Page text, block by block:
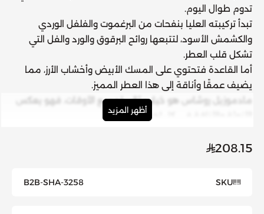
تدوم طوال اليوم.
تبدأ تركيبته العليا بنفحات من البرغموت والفلفل الوردي
والكشمش الأسود، لتتبعها روائح البرقوق والورد والفل التي
تشكل قلب العطر.
أما القاعدة فتحتوي على المسك الأبيض وأخشاب الأرز، مما
يضيف عمقًا وأناقة إلى هذا العطر المميز.
مادموزيل روشاس
هو خيار مثالي لجميع الأوقات، فهو يعكس
الأنوثة والأناقة في كل لحظة.أظهر المزيد
208.15
SKU
B2B-SHA-3258